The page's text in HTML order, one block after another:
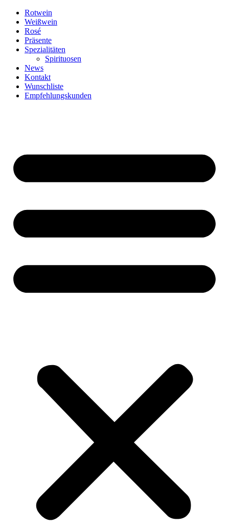
Zum
Inhalt
springen
Rotwein
Weißwein
Rosé
Präsente
Spezialitäten
Spirituosen
News
Kontakt
Wunschliste
Empfehlungskunden